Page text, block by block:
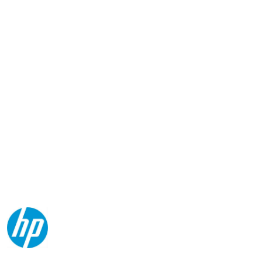
NAZWA
PRODUCENTA:
HP